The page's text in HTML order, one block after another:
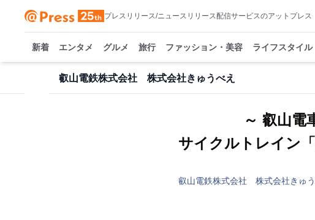
プレスリリース/ニュースリリース配信サービスのアットプレス
新着 エンタメ グルメ 旅行 ファッション・美容 ライフスタイル
叡山電鉄株式会社 株式会社きゅうべえ
～ 叡山電
サイクルトレイン
叡山電鉄株式会社 株式会社きゅう